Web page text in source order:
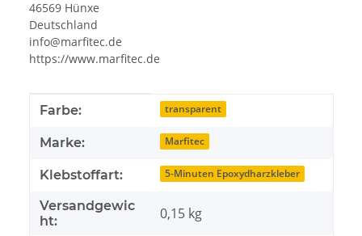
46569 Hünxe
Deutschland
info@marfitec.de
https://www.marfitec.de
Produkteigenschaft
Wert
Farbe: transparent
Marke: Marfitec
Klebstoffart: 5-Minuten Epoxydharzkleber
Versandgewic
ht:
0,15 kg